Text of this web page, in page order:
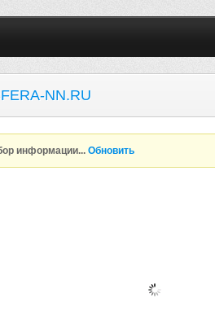
NN.RU
информации...Обновить